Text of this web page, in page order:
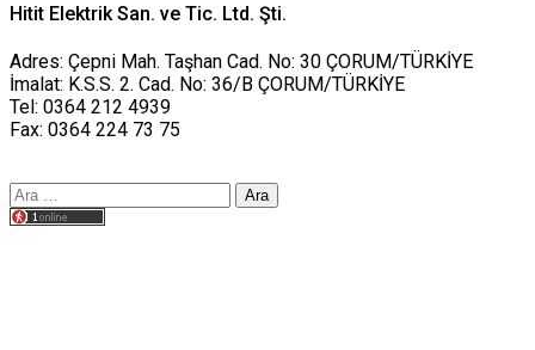
Hitit Elektrik San. ve Tic. Ltd. Şti.
Adres: Çepni Mah. Taşhan Cad. No: 30 ÇORUM/TÜRKİYE
İmalat: K.S.S. 2. Cad. No: 36/B ÇORUM/TÜRKİYE
Tel: 0364 212 4939
Fax: 0364 224 73 75
Arama: